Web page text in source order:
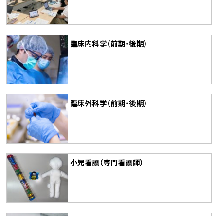
臨床内科学（前期・後期）
臨床外科学（前期・後期）
小児看護（専門看護師）